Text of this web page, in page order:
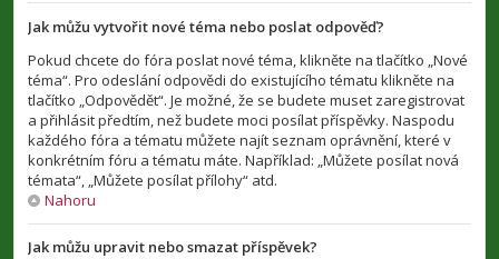
Jak můžu vytvořit nové téma nebo poslat odpověď?
Pokud chcete do fóra poslat nové téma, klikněte na tlačítko „Nové
téma“. Pro odeslání odpovědi do existujícího tématu klikněte na
tlačítko „Odpovědět“. Je možné, že se budete muset zaregistrovat
a přihlásit předtím, než budete moci posílat příspěvky. Naspodu
každého fóra a tématu můžete najít seznam oprávnění, které v
konkrétním fóru a tématu máte. Například: „Můžete posílat nová
témata“, „Můžete posílat přílohy“ atd.
Nahoru
Jak můžu upravit nebo smazat příspěvek?